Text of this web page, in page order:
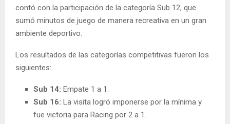
contó con la participación de la categoría Sub 12, que
sumó minutos de juego de manera recreativa en un gran
ambiente deportivo.
Los resultados de las categorías competitivas fueron los
siguientes:
Sub 14: Empate 1 a 1.
Sub 16: La visita logró imponerse por la mínima y
fue victoria para Racing por 2 a 1.